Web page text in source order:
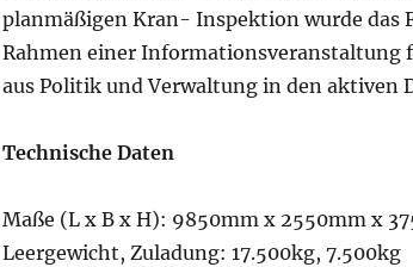
planmäßigen Kran- Inspektion wurde das
Rahmen einer Informationsveranstaltung
aus Politik und Verwaltung in den aktiven
Technische Daten
Maße (L x B x H): 9850mm x 2550mm x
Leergewicht, Zuladung: 17.500kg, 7.500kg